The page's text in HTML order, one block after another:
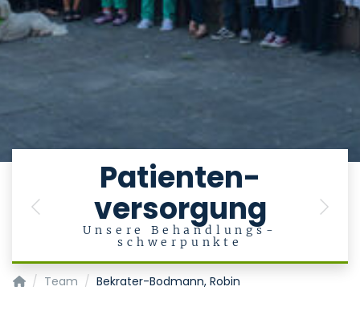
Patienten-
versorgung
Unsere Behandlungs-
schwerpunkte
Previous Next
Klinik für Psychiatrie, Psychotherapie und Psychosomatik
Team Bekrater-Bodmann, Robin